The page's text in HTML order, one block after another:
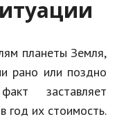
планеты Земля,
рано или поздно
заставляет
год их стоимость.